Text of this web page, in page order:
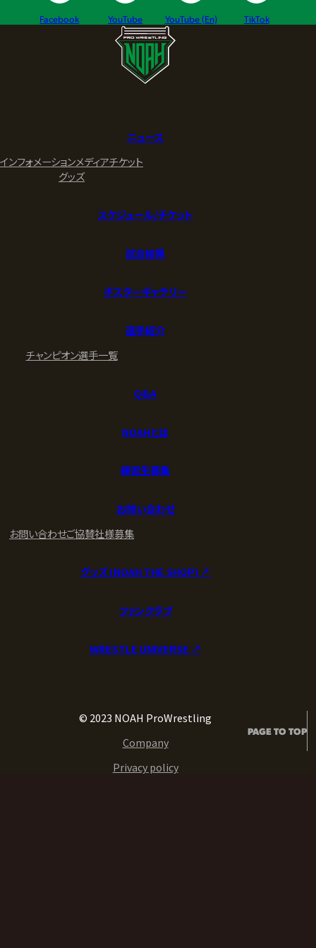
Facebook YouTube YouTube (En) TikTok
ニュース
インフォメーションメディアチケット
グッズ
スケジュール/チケット
試合結果
ポスターギャラリー
選手紹介
チャンピオン選手一覧
Q&A
NOAHとは
練習生募集
お問い合わせ
お問い合わせご協賛社様募集
グッズ (NOAH THE SHOP) ↗︎
ファンクラブ
WRESTLE UNIVERSE ↗︎
© 2023 NOAH ProWrestling
Company
Privacy policy
PAGE TO TOP